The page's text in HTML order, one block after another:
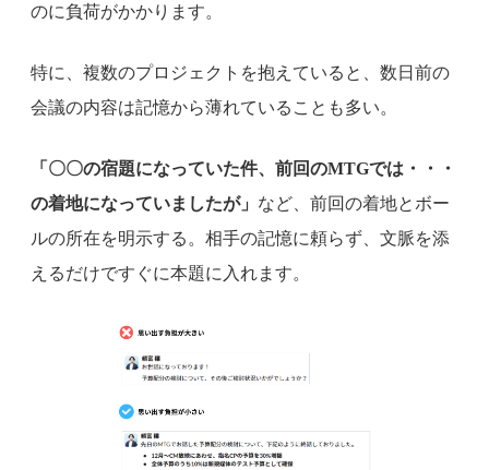
のに負荷がかかります。
特に、複数のプロジェクトを抱えていると、数日前の
会議の内容は記憶から薄れていることも多い。
「〇〇の宿題になっていた件、前回のMTGでは・・・
の着地になっていましたが」 など、前回の着地とボー
ルの所在を明示する。相手の記憶に頼らず、文脈を添
えるだけですぐに本題に入れます。